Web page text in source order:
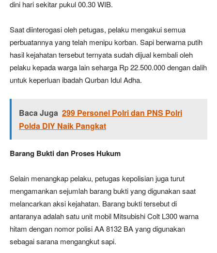
dini hari sekitar pukul 00.30 WIB.
Saat diinterogasi oleh petugas, pelaku mengakui semua
perbuatannya yang telah menipu korban. Sapi berwarna putih
hasil kejahatan tersebut ternyata sudah dijual kembali oleh
pelaku kepada warga lain seharga Rp 22.500.000 dengan dalih
untuk keperluan ibadah Qurban Idul Adha.
Baca Juga 299 Personel Polri dan PNS Polri
Polda DIY Naik Pangkat
Barang Bukti dan Proses Hukum
Selain menangkap pelaku, petugas kepolisian juga turut
mengamankan sejumlah barang bukti yang digunakan saat
melancarkan aksi kejahatan. Barang bukti tersebut di
antaranya adalah satu unit mobil Mitsubishi Colt L300 warna
hitam dengan nomor polisi AA 8132 BA yang digunakan
sebagai sarana mengangkut sapi.